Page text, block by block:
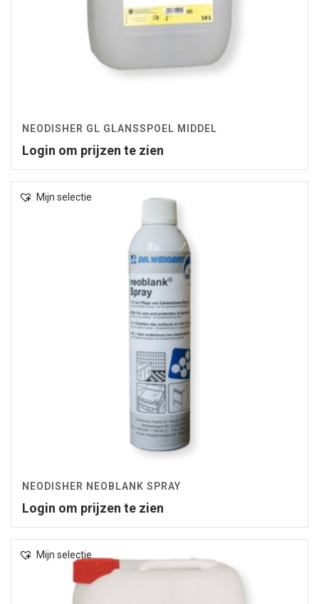
NEODISHER GL GLANSSPOEL MIDDEL
Login om prijzen te zien
Mijn selectie
NEODISHER NEOBLANK SPRAY
Login om prijzen te zien
Mijn selectie